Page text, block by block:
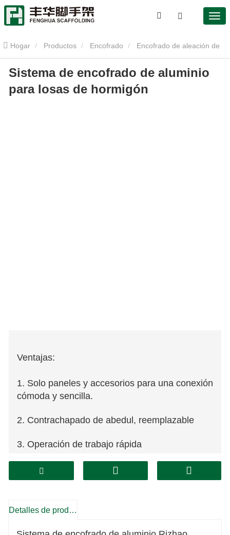
Hogar Productos Encofrado Encofrado de aleación de
aluminio Sistema de encofrado de aluminio para losas de
hormigón
Sistema de encofrado de aluminio
para losas de hormigón
Ventajas:
1. Solo paneles y accesorios para una conexión
cómoda y sencilla.
2. Contrachapado de abedul, reemplazable
3. Operación de trabajo rápida
4. Peso ligero, fácil de desmontar.
capacidad de carga.
6. La calidad del moldeo de hormigón es buena
Detalles de producto